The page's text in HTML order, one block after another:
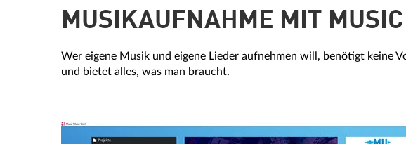
MUSIKAUFNAHME MIT
Wer eigene Musik und eigene Lieder aufnehmen will, benötigt keine
und bietet alles, was man braucht.